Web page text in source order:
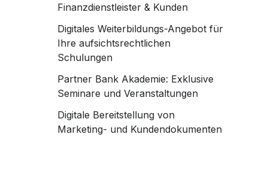
Finanzdienstleister & Kunden
Digitales Weiterbildungs-Angebot für
Ihre aufsichtsrechtlichen
Schulungen
Partner Bank Akademie: Exklusive
Seminare und Veranstaltungen
Digitale Bereitstellung von
Marketing- und Kundendokumenten